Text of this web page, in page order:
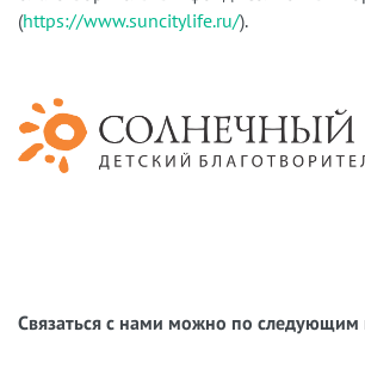
(https://www.suncitylife.ru/).
Связаться с нами можно по следующим